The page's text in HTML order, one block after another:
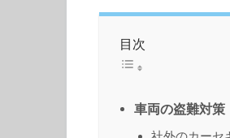
目次
車両の盗難対策